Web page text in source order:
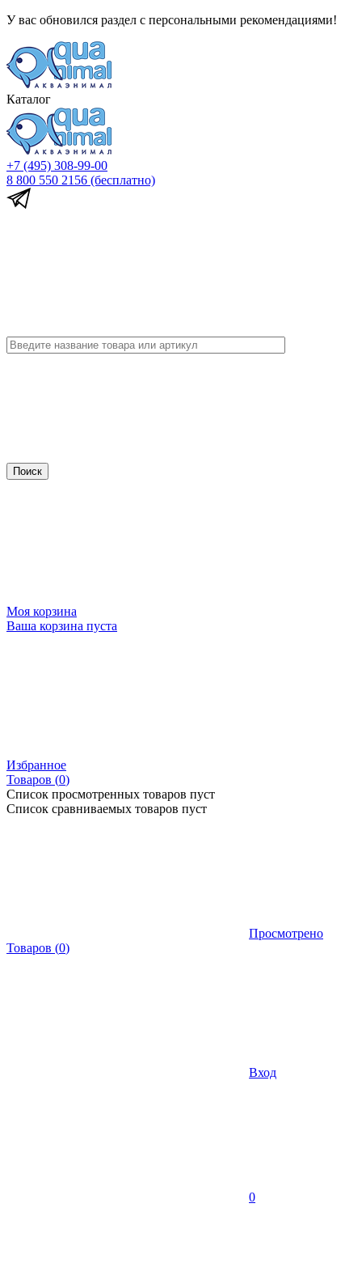
У вас обновился раздел с персональными рекомендациями!
Каталог
+7 (495) 308-99-00
8 800 550 2156 (бесплатно)
Моя корзина
Ваша корзина пуста
Избранное
Товаров (0)
Список просмотренных товаров пуст
Список сравниваемых товаров пуст
Просмотрено
Товаров (0)
Вход
0